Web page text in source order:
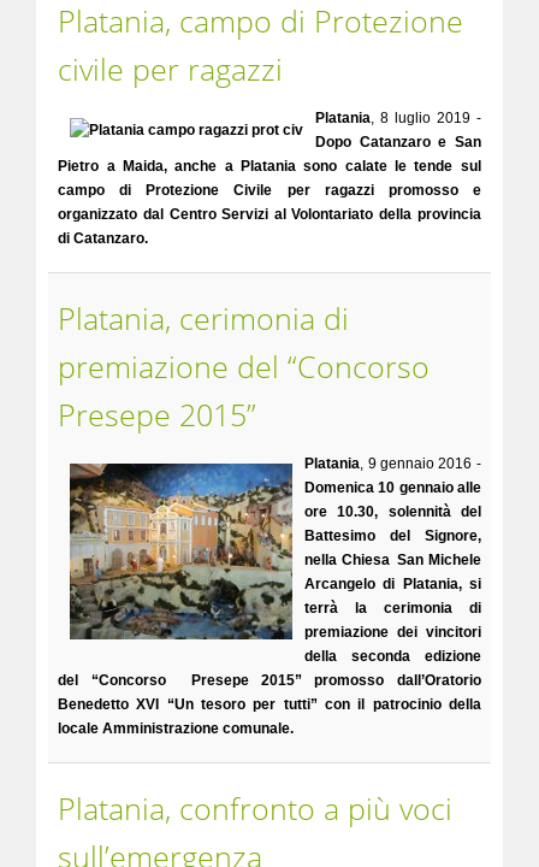
Platania, campo di Protezione
civile per ragazzi
Platania, 8 luglio 2019 -
Dopo Catanzaro e San
Pietro a Maida, anche a Platania sono calate le tende sul
campo di Protezione Civile per ragazzi promosso e
organizzato dal Centro Servizi al Volontariato della provincia
di Catanzaro.
Platania, cerimonia di
premiazione del “Concorso
Presepe 2015”
Platania, 9 gennaio 2016 -
Domenica 10 gennaio alle
ore 10.30, solennità del
Battesimo del Signore,
nella Chiesa San Michele
Arcangelo di Platania, si
terrà la cerimonia di
premiazione dei vincitori
della seconda edizione
del “Concorso Presepe 2015” promosso dall’Oratorio
Benedetto XVI “Un tesoro per tutti” con il patrocinio della
locale Amministrazione comunale.
Platania, confronto a più voci
sull’emergenza